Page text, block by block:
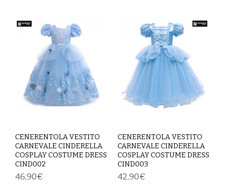
CAFTANI
CAMICIE
CAPISPALLA
CARNEVALE
GONNE
PANTALONI
CENERENTOLA VESTITO
CARNEVALE CINDERELLA
COSPLAY COSTUME DRESS
CIND002
46,90€
CENERENTOLA VESTITO
CARNEVALE CINDERELLA
COSPLAY COSTUME DRESS
CIND003
42,90€